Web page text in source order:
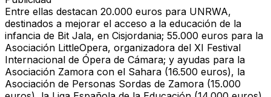
Entre ellas destacan 20.000 euros para UNRWA,
destinados a mejorar el acceso a la educación de la
infancia de Bit Jala, en Cisjordania; 55.000 euros para la
Asociación LittleOpera, organizadora del XI Festival
Internacional de Ópera de Cámara; y ayudas para la
Asociación Zamora con el Sahara (16.500 euros), la
Asociación de Personas Sordas de Zamora (15.000